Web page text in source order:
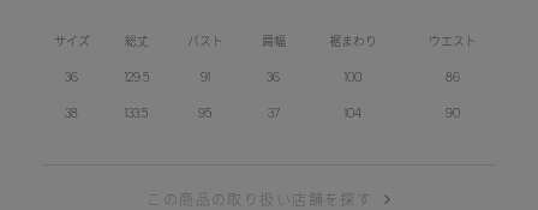
サイズ 総丈 バスト 肩幅 裾まわり ウエスト
36 129.5 91 36 100 86
38 133.5 95 37 104 90
この商品の取り扱い店舗を探す